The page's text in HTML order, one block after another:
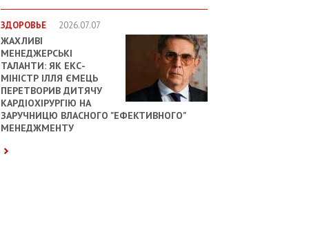
ЗДОРОВЬЕ 2026.07.07
ЖАХЛИВІ
МЕНЕДЖЕРСЬКІ
ТАЛАНТИ: ЯК ЕКС-
МІНІСТР ІЛЛЯ ЄМЕЦЬ
ПЕРЕТВОРИВ ДИТЯЧУ
КАРДІОХІРУРГІЮ НА
ЗАРУЧНИЦЮ ВЛАСНОГО "ЕФЕКТИВНОГО"
МЕНЕДЖМЕНТУ